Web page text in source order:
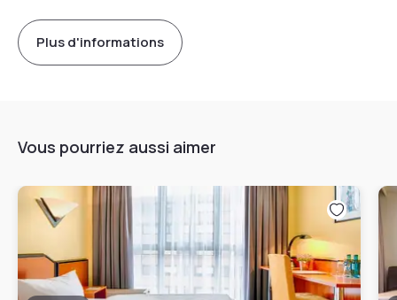
Plus d'informations
Vous pourriez aussi aimer